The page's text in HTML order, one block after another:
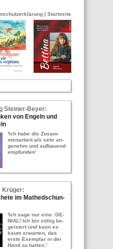
| Startseite
Stei­ner-​Bey­er:
von En­geln und
'Ich habe die Zu­sam­
men­ar­beit als sehr an­
ge­nehm und auf­bau­end
emp­fun­den'
Krü­ger:
im Ma­thed­schun­
'Ich sage nur eins: GE­
NI­AL! Ich bin völ­lig be­
geis­tert und kann es
kaum er­war­ten, das
erste Ex­em­plar in der
Hand zu hal­ten.'